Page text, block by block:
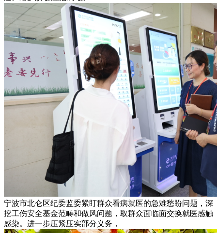
宁波市北仑区纪委监委紧盯群众看病就医的急难愁盼问题，深
挖工伤安全基金范畴和做风问题，取群众面临面交换就医感触
感染。进一步压紧压实部分义务，